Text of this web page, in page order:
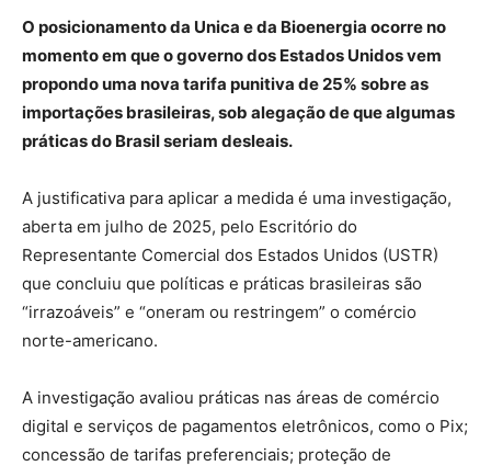
O posicionamento da Unica e da Bioenergia ocorre no
momento em que o governo dos Estados Unidos vem
propondo uma nova tarifa punitiva de 25% sobre as
importações brasileiras, sob alegação de que algumas
práticas do Brasil seriam desleais.
A justificativa para aplicar a medida é uma investigação,
aberta em julho de 2025, pelo Escritório do
Representante Comercial dos Estados Unidos (USTR)
que concluiu que políticas e práticas brasileiras são
“irrazoáveis” e “oneram ou restringem” o comércio
norte-americano.
A investigação avaliou práticas nas áreas de comércio
digital e serviços de pagamentos eletrônicos, como o Pix;
concessão de tarifas preferenciais; proteção de